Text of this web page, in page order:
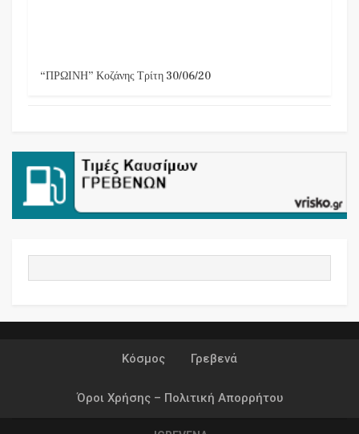
“ΠΡΩΙΝΗ” Κοζάνης Τρίτη 30/06/20
Κόσμος Γρεβενά
Όροι Χρήσης – Πολιτική Απορρήτου